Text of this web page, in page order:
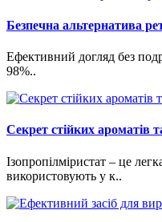
Безпечна альтернатива
Ефективний догляд без
98%..
Cекрет стійких ароматів
Ізопропілміристат – це
використовують у к..